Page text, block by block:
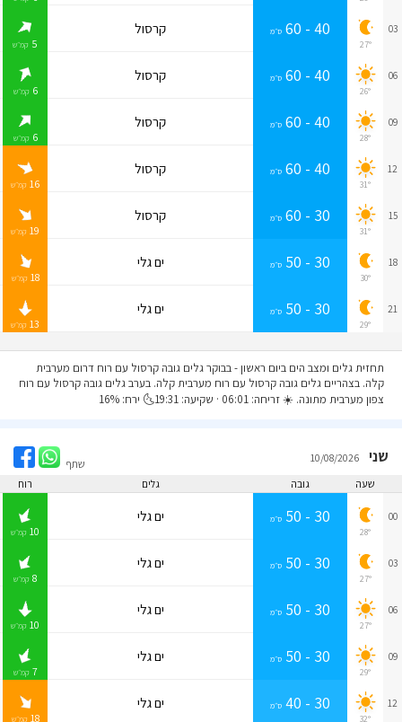
03
27°
40 - 60 ס״מ קרסול
5 קמ״ש
06
26°
40 - 60 ס״מ קרסול
6 קמ״ש
09
28°
40 - 60 ס״מ קרסול
6 קמ״ש
12
31°
40 - 60 ס״מ קרסול
16 קמ״ש
15
31°
30 - 60 ס״מ קרסול
19 קמ״ש
18
30°
30 - 50 ס״מ ים גלי
18 קמ״ש
21
29°
30 - 50 ס״מ ים גלי
13 קמ״ש
תחזית גלים ומצב הים ביום ראשון- בבוקר גלים גובה קרסול עם רוח דרום מערבית
קלה. בצהריים גלים גובה קרסול עם רוח מערבית קלה. בערב גלים גובה קרסול עם רוח
צפון מערבית מתונה. ☀️ זריחה: 06:01 · שקיעה: 19:31🌜 ירח: 16%
שני
שתף
שעה
גובה גלים רוח
00
28°
30 - 50 ס״מ ים גלי
10 קמ״ש
03
27°
30 - 50 ס״מ ים גלי
8 קמ״ש
06
27°
30 - 50 ס״מ ים גלי
10 קמ״ש
09
29°
30 - 50 ס״מ ים גלי
7 קמ״ש
12
32°
30 - 40 ס״מ ים גלי
18 קמ״ש